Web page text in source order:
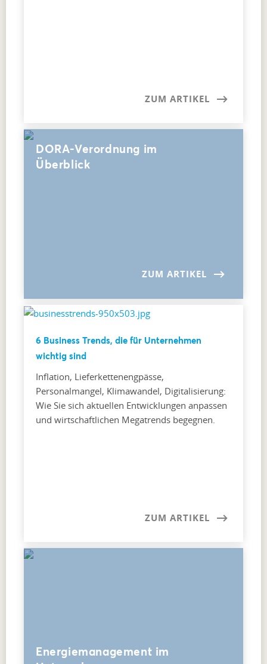
ZUM ARTIKEL
DORA-Verordnung im
Überblick
ZUM ARTIKEL
6 Business Trends, die für Unternehmen
wichtig sind
Inflation, Lieferkettenengpässe,
Personalmangel, Klimawandel, Digitalisierung:
Wie Sie sich aktuellen Entwicklungen anpassen
und wirtschaftlichen Megatrends begegnen.
ZUM ARTIKEL
Energiemanagement im